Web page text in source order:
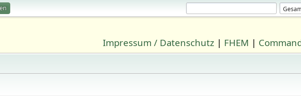
Impressum / Datenschutz | FHEM |